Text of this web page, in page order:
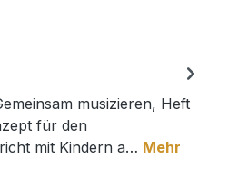
musizieren, Heft
für den
mit Kindern a… Mehr